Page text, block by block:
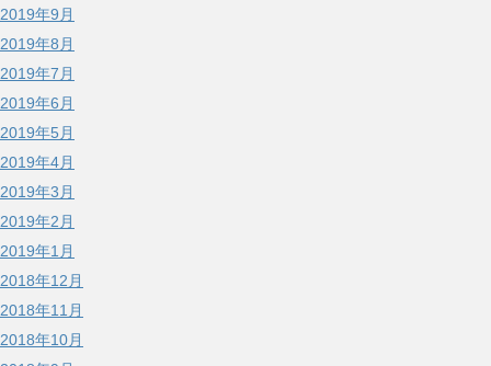
2019年9月
2019年8月
2019年7月
2019年6月
2019年5月
2019年4月
2019年3月
2019年2月
2019年1月
2018年12月
2018年11月
2018年10月